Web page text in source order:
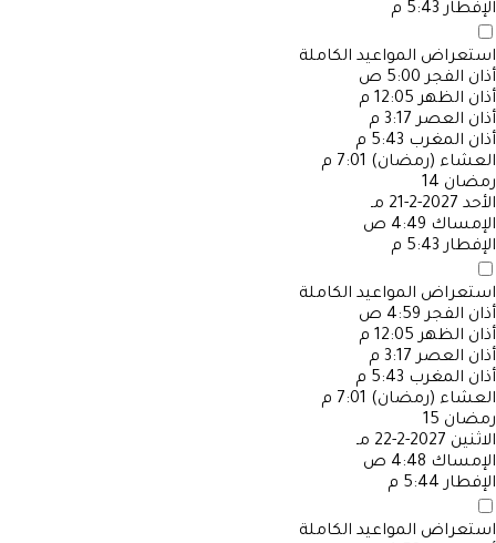
الإفطار 5:43 م
استعراض المواعيد الكاملة
أذان الفجر 5:00 ص
أذان الظهر 12:05 م
أذان العصر 3:17 م
أذان المغرب 5:43 م
العشاء (رمضان) 7:01 م
رمضان 14
الأحد 2027-2-21 مـ
الإمساك 4:49 ص
الإفطار 5:43 م
استعراض المواعيد الكاملة
أذان الفجر 4:59 ص
أذان الظهر 12:05 م
أذان العصر 3:17 م
أذان المغرب 5:43 م
العشاء (رمضان) 7:01 م
رمضان 15
الاثنين 2027-2-22 مـ
الإمساك 4:48 ص
الإفطار 5:44 م
استعراض المواعيد الكاملة